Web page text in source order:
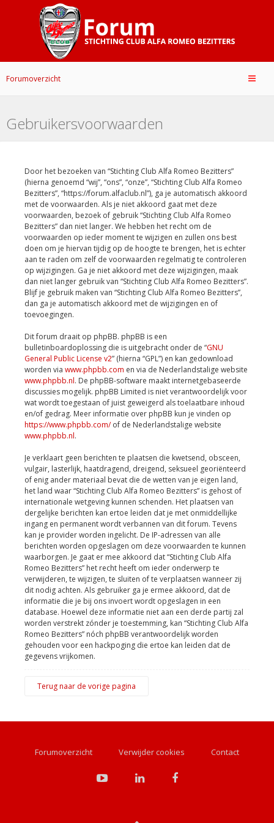
Forumoverzicht
Gebruikersvoorwaarden
Door het bezoeken van “Stichting Club Alfa Romeo Bezitters”
(hierna genoemd “wij”, “ons”, “onze”, “Stichting Club Alfa Romeo
Bezitters”, “https://forum.alfaclub.nl”), ga je automatisch akkoord
met de voorwaarden. Als je niet akkoord gaat met deze
voorwaarden, bezoek of gebruik “Stichting Club Alfa Romeo
Bezitters” dan niet langer. We hebben het recht om de
voorwaarden op ieder moment te wijzigen en zullen ons best
doen om je hiervan tijdig op de hoogte te brengen, het is echter
aan te raden om zelf de voorwaarden regelmatig te controleren
op wijzigingen. Ga je niet akkoord met deze wijzigingen, maak
dan niet langer gebruik van “Stichting Club Alfa Romeo Bezitters”.
Blijf je gebruik maken van “Stichting Club Alfa Romeo Bezitters”,
dan ga je automatisch akkoord met de wijzigingen en of
toevoegingen.
Dit forum draait op phpBB. phpBB is een
bulletinboardoplossing die is uitgebracht onder de “GNU
General Public License v2” (hierna “GPL”) en kan gedownload
worden via www.phpbb.com en via de Nederlandstalige website
www.phpbb.nl. De phpBB-software maakt internetgebaseerde
discussies mogelijk. phpBB Limited is niet verantwoordelijk voor
wat wordt toegestaan of juist geweigerd als toelaatbare inhoud
en/of gedrag. Meer informatie over phpBB kun je vinden op
https://www.phpbb.com/of de Nederlandstalige website
www.phpbb.nl.
Je verklaart geen berichten te plaatsen die kwetsend, obsceen,
vulgair, lasterlijk, haatdragend, dreigend, seksueel georiënteerd
of enig ander materiaal bevat die de wetten van je eigen land,
het land waar “Stichting Club Alfa Romeo Bezitters” is gehost of
internationale wetgeving kunnen schenden. Het plaatsen van
dergelijke berichten kan ertoe leiden dat je met onmiddellijke
ingang en permanent wordt verbannen van dit forum. Tevens
kan je provider worden ingelicht. De IP-adressen van alle
berichten worden opgeslagen om deze voorwaarden te kunnen
waarborgen. Je gaat er mee akkoord dat “Stichting Club Alfa
Romeo Bezitters” het recht heeft om ieder onderwerp te
verwijderen, te wijzigen, te sluiten of te verplaatsen wanneer zij
dit nodig achten. Als gebruiker ga je ermee akkoord, dat de
informatie die je bij ons invoert wordt opgeslagen in een
database. Hoewel deze informatie niet aan een derde partij zal
worden verstrekt zónder je toestemming, kan “Stichting Club Alfa
Romeo Bezitters” nóch phpBB verantwoordelijk worden
gehouden voor een hackpoging die ertoe kan leiden dat de
gegevens vrijkomen.
Terug naar de vorige pagina
Forumoverzicht Verwijder cookies Contact